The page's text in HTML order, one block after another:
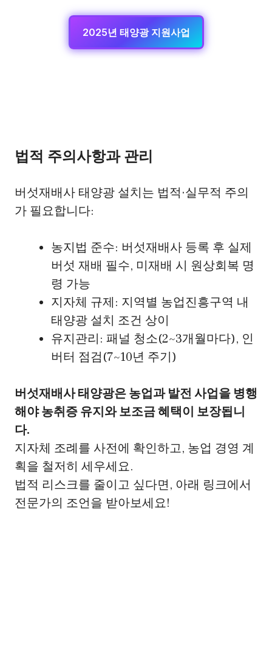
2025년 태양광 지원사업
법적 주의사항과 관리
버섯재배사 태양광 설치는 법적·실무적 주의
가 필요합니다:
농지법 준수: 버섯재배사 등록 후 실제
버섯 재배 필수, 미재배 시 원상회복 명
령 가능
지자체 규제: 지역별 농업진흥구역 내
태양광 설치 조건 상이
유지관리: 패널 청소(2~3개월마다), 인
버터 점검(7~10년 주기)
버섯재배사 태양광은 농업과 발전 사업을 병행
해야 농취증 유지와 보조금 혜택이 보장됩니
다.
지자체 조례를 사전에 확인하고, 농업 경영 계
획을 철저히 세우세요.
법적 리스크를 줄이고 싶다면, 아래 링크에서
전문가의 조언을 받아보세요!